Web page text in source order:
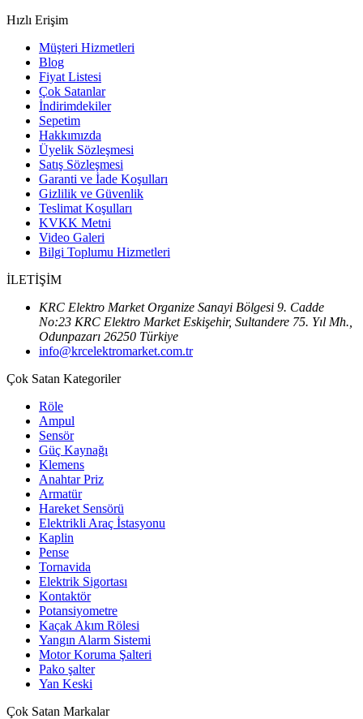
Hızlı Erişim
Müşteri Hizmetleri
Blog
Fiyat Listesi
Çok Satanlar
İndirimdekiler
Sepetim
Hakkımızda
Üyelik Sözleşmesi
Satış Sözleşmesi
Garanti ve İade Koşulları
Gizlilik ve Güvenlik
Teslimat Koşulları
KVKK Metni
Video Galeri
Bilgi Toplumu Hizmetleri
İLETİŞİM
KRC Elektro Market Organize Sanayi Bölgesi 9. Cadde
No:23 KRC Elektro Market Eskişehir, Sultandere 75. Yıl Mh.,
Odunpazarı 26250 Türkiye
info@krcelektromarket.com.tr
Çok Satan Kategoriler
Röle
Ampul
Sensör
Güç Kaynağı
Klemens
Anahtar Priz
Armatür
Hareket Sensörü
Elektrikli Araç İstasyonu
Kaplin
Pense
Tornavida
Elektrik Sigortası
Kontaktör
Potansiyometre
Kaçak Akım Rölesi
Yangın Alarm Sistemi
Motor Koruma Şalteri
Pako şalter
Yan Keski
Çok Satan Markalar